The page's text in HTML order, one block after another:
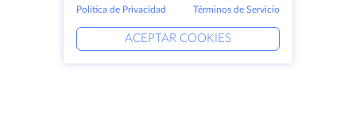
Política de Privacidad Términos de Servicio
ACEPTAR COOKIES